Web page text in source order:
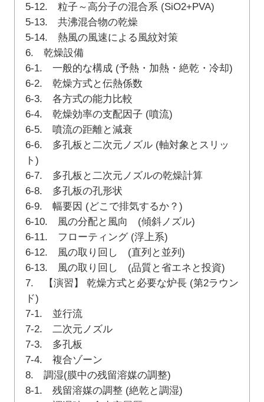
5-12. 粒子～高分子の混合系 (SiO2+PVA)
5-13. 共沸混合物の乾燥
5-14. 熱風の風速による風紋対策
6. 乾燥設備
6-1. 一般的な構成 (予熱・加熱・絶乾・冷却)
6-2. 乾燥方式と伝熱係数
6-3. 各方式の能力比較
6-4. 乾燥効率の支配因子 (噴流)
6-5. 噴流の距離と減衰
6-6. 多孔板と二次元ノズル (軸対象とスリッ
ト)
6-7. 多孔板と二次元ノズルの乾燥計算
6-8. 多孔板の孔形状
6-9. 幅要因 (どこで排気するか？)
6-10. 風の分配と風向 (傾斜ノズル)
6-11. フローティング (浮上系)
6-12. 風の取り回し (直列と並列)
6-13. 風の取り回し (品質と省エネと投資)
7. 【演習】 乾燥方式と必要な炉長 (第2ラウン
ド)
7-1. 並行流
7-2. 二次元ノズル
7-3. 多孔板
7-4. 複合ゾーン
8. 調湿(膜中の残留溶媒の調整)
8-1. 残留溶媒の調整 (絶乾と調湿)